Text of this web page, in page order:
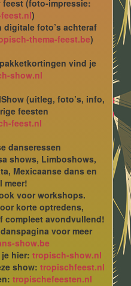
(foto-impressie:
)
digitale foto’s achteraf
thema-feest.be)
vind je
show.nl
(uitleg, foto’s, info,
feesten
feest.nl
danseressen
shows, Limboshows,
Mexicaanse dans en
meer!
voor workshops.
korte optredens,
compleet avondvullend!
voor meer
show.be
hier: tropisch-show.nl
show: tropischfeest.nl
tropischefeesten.nl